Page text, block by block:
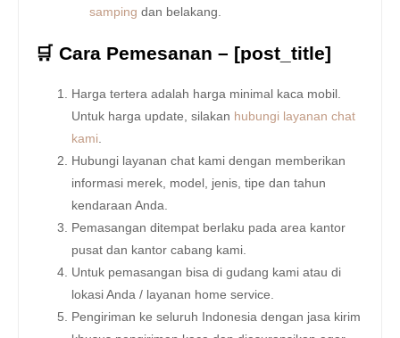
samping dan belakang.
🛒 Cara Pemesanan – [post_title]
Harga tertera adalah harga minimal kaca mobil.
Untuk harga update, silakan hubungi layanan chat
kami
Hubungi layanan chat kami dengan memberikan
informasi merek, model, jenis, tipe dan tahun
kendaraan Anda.
Pemasangan ditempat berlaku pada area kantor
pusat dan kantor cabang kami.
Untuk pemasangan bisa di gudang kami atau di
lokasi Anda / layanan home service.
Pengiriman ke seluruh Indonesia dengan jasa kirim